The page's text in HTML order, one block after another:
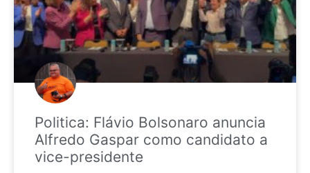
Politica: Flávio Bolsonaro anuncia
Alfredo Gaspar como candidato a
vice-presidente